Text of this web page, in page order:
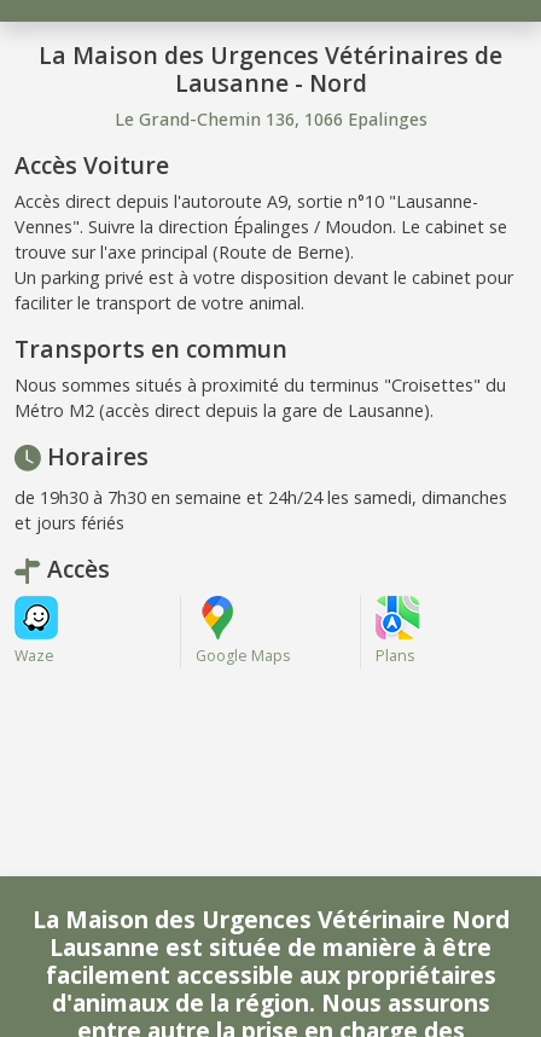
La Maison des Urgences Vétérinaires de
Lausanne - Nord
Le Grand-Chemin 136, 1066 Epalinges
Accès Voiture
Accès direct depuis l'autoroute A9, sortie n°10 "Lausanne-
Vennes". Suivre la direction Épalinges / Moudon. Le cabinet se
trouve sur l'axe principal (Route de Berne).
Un parking privé est à votre disposition devant le cabinet pour
faciliter le transport de votre animal.
Transports en commun
Nous sommes situés à proximité du terminus "Croisettes" du
Métro M2 (accès direct depuis la gare de Lausanne).
Horaires
de 19h30 à 7h30 en semaine et 24h/24 les samedi, dimanches
et jours fériés
Accès
Waze Google Maps Plans
La Maison des Urgences Vétérinaire Nord
Lausanne est située de manière à être
facilement accessible aux propriétaires
d'animaux de la région. Nous assurons